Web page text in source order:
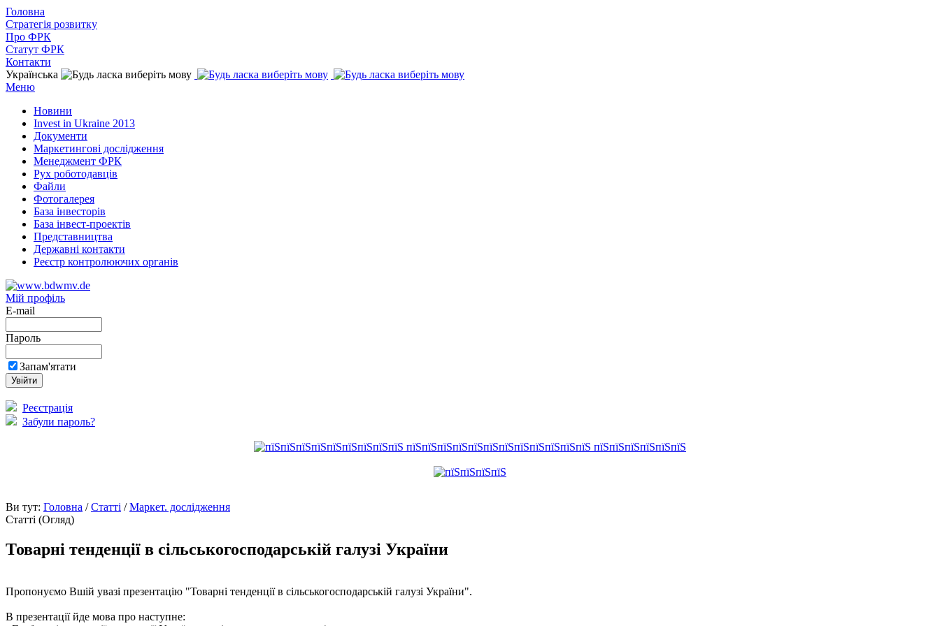
Головна
Стратегія розвитку
Про ФРК
Статут ФРК
Контакти
Українська
Меню
Новини
Invest in Ukraine 2013
Документи
Маркетингові дослідження
Менеджмент ФРК
Рух роботодавців
Файли
Фотогалерея
База інвесторів
База інвест-проектів
Представництва
Державні контакти
Реєстр контролюючих органів
Мій профіль
E-mail
Пароль
Запам'ятати
Реєстрація
Забули пароль?
Ви тут: Головна /Статті /Маркет. дослідження
Статті (Огляд)
Товарні тенденції в сільськогосподарській галузі України
Пропонуємо Вшій увазі презентацію "Товарні тенденції в сільськогосподарській галузі України".
В презентації йде мова про наступне: